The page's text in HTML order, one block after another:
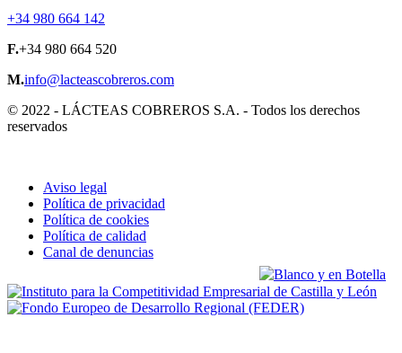
+34 980 664 142
F.+34 980 664 520
M.info@lacteascobreros.com
© 2022 - LÁCTEAS COBREROS S.A. - Todos los derechos
reservados
Aviso legal
Política de privacidad
Política de cookies
Política de calidad
Canal de denuncias